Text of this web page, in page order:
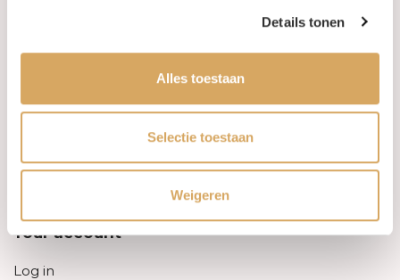
Details tonen
Alles toestaan
Selectie toestaan
Weigeren
Leveringsvoorwaarden
Privacy Policy
Your account
Log in